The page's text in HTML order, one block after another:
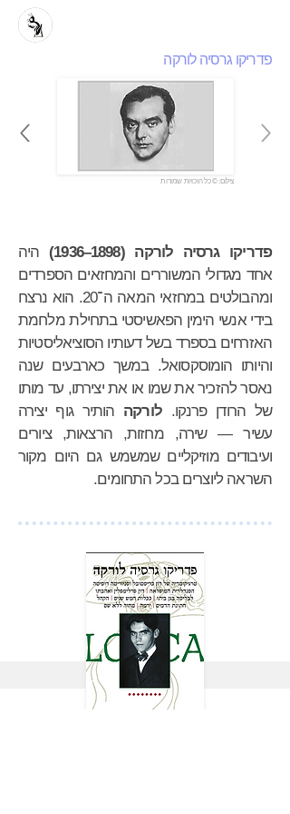
פדריקו גרסיה לורקה
צילום: © כל הזכויות שמורות
פדריקו גרסיה לורקה (1898–1936)
היה
אחד מגדולי המשוררים והמחזאים הספרדים
ומהבולטים במחזאי המאה ה־20. הוא נרצח
בידי אנשי הימין הפאשיסטי בתחילת מלחמת
האזרחים בספרד בשל דעותיו הסוציאליסטיות
והיותו הומוסקסואל. במשך כארבעים שנה
נאסר להזכיר את שמו או את יצירתו, עד מותו
של הרודן פרנקו.לורקה הותיר גוף יצירה
עשיר — שירה, מחזות, הרצאות, ציורים
ועיבודים מוזיקליים שמשמש גם היום מקור
השראה ליוצרים בכל התחומים.